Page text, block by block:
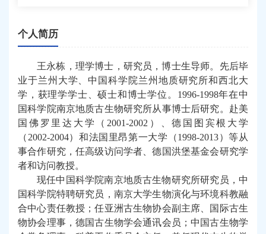
个人简历
王永栋，理学博士，研究员 ，博士生导师。 先后毕
业于兰州大学、中国科学院兰州地质研究所和西北大
学，获理学学士、硕士和博士学位。 1996-1998年在中
国科学院南京地质古生物研究所从事博士后研究。 赴美
国佛罗里达大学（ 2001-2002 ）、德国图宾根大学
（ 2002-2004）和法国里昂第一大学（1998-2013）等从
事合作研究，任高级访问学者、德国洪堡基金会研究学
者和访问教授。
现任中国科学院南京地质古生物研究所研究员，中
国科学院特聘研究员，南京大学生物演化与环境科教融
合中心责任教授；任亚洲古生物协会副主席、国际古生
物协会理事，德国古生物学会通讯会员；中国古生物学